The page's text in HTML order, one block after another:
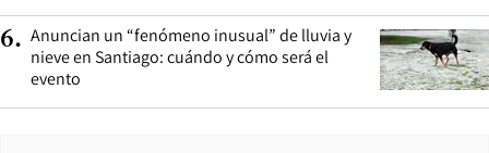
6. Anuncian un “fenómeno inusual” de lluvia y
nieve en Santiago: cuándo y cómo será el
evento